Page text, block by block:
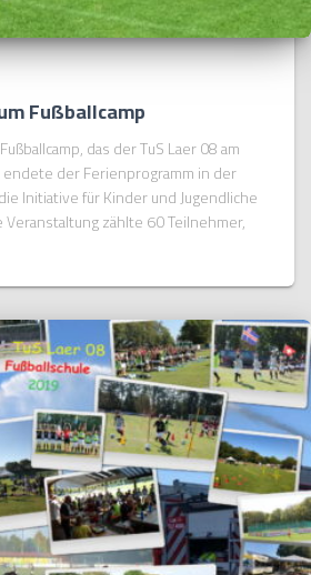
Fußballcamp
das der TuS Laer 08 am
der Ferienprogramm in der
Initiative für Kinder und Jugendliche
zählte 60 Teilnehmer,